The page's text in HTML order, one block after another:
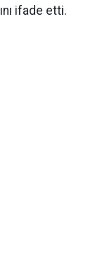
ifade etti.